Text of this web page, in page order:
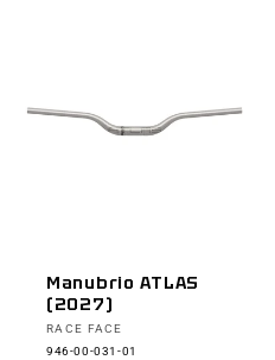
Manubrio ATLAS
(2027)
Proveedor:
RACE FACE
946-00-031-01